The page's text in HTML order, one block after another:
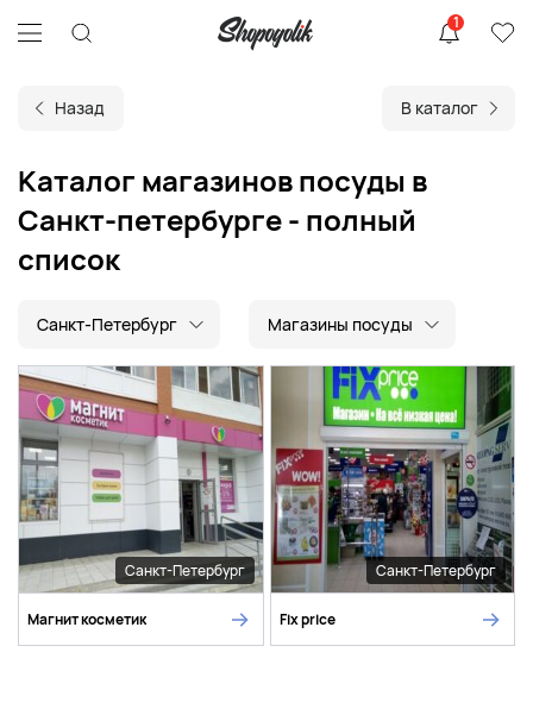
1
Назад В каталог
Каталог магазинов посуды в
Санкт-петербурге - полный
список
Санкт-Петербург Магазины посуды
Санкт-Петербург
Магнит косметик
Санкт-Петербург
Fix price